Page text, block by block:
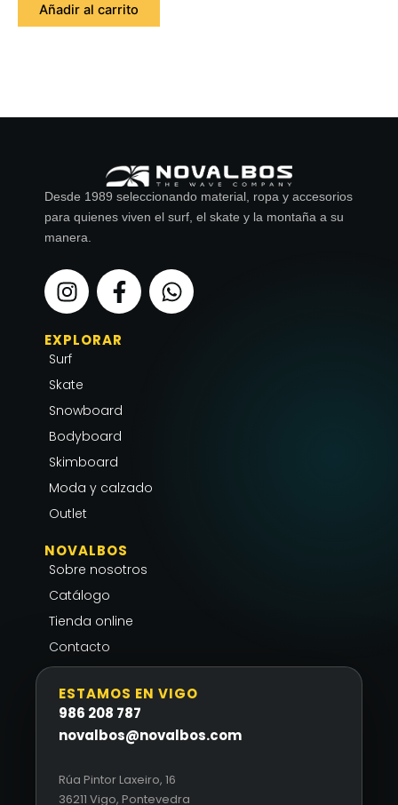
Añadir al carrito
Desde 1989 seleccionando material, ropa y accesorios
para quienes viven el surf, el skate y la montaña a su
manera.
I
n
s
t
a
g
r
a
m
F
a
c
e
o
k
f
W
h
a
EXPLORAR
Surf
Skate
Snowboard
Bodyboard
Skimboard
Moda y calzado
Outlet
NOVALBOS
Sobre nosotros
Catálogo
Tienda online
Contacto
ESTAMOS EN VIGO
986 208 787
novalbos@novalbos.com
Rúa Pintor Laxeiro, 16
36211 Vigo, Pontevedra